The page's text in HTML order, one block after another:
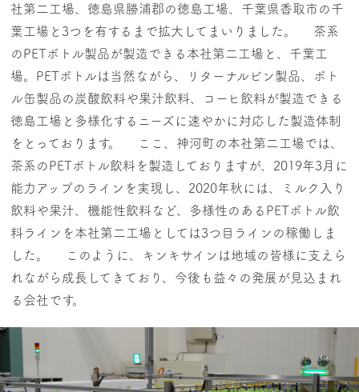
社第二工場、徳島県勝浦郡の徳島工場、千葉県香取市の千
葉工場と3つを有するまで拡大してまいりました。 茶系
のPETボトル製品が製造できる本社第二工場と、千葉工
場。PETボトルは当然ながら、リターナルビン製品、ボト
ル缶製品の炭酸飲料や果汁飲料、コーヒ飲料が製造できる
徳島工場と多様化するニーズに速やかに対応した製造体制
をとっております。 ここ、神河町の本社第二工場では、
茶系のPETボトル飲料を製造しておりますが、2019年3月に
能力アップのラインを実現し、2020年秋には、ミルク入り
飲料や果汁、機能性飲料など、多様性のあるPETボトル飲
料ラインを本社第二工場としては3つ目ラインの稼働しま
した。 このように、キンキサインは地域の皆様に支えら
れながら成長してきており、今後も益々の発展が見込まれ
る会社です。